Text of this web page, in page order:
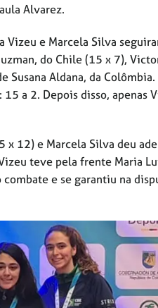
Alvarez.
e Marcela Silva
do Chile (15 x 7),
Aldana, da
a 2. Depois disso, apenas
12) e Marcela Silva deu
teve pela frente Maria
e se garantiu na